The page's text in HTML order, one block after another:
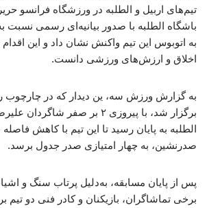
تیم‌های اربیل و الطلبه در ورزشگاه فرانسو
باشگاه الطلبه با صدور بیانیه‌ای رسمی
به اتوبوس این تیم واکنش نشان داد و این اقدام
اخلاق و ارزش‌های ورزشی دانست.
به گزارش ورزش سه، ین دیدار که در چارچوب
برگزار شد، با پیروزی ۲ بر صفر
الطلبه به پایان رسید تا این تیم با کاهش فاصله
صدرنشین، به چهار امتیازی صدر جدول برسد.
پس از پایان مسابقه، به‌دلیل پرتاب سنگ و
برخی تماشاگران، بازیکنان و کادر فنی دو تیم